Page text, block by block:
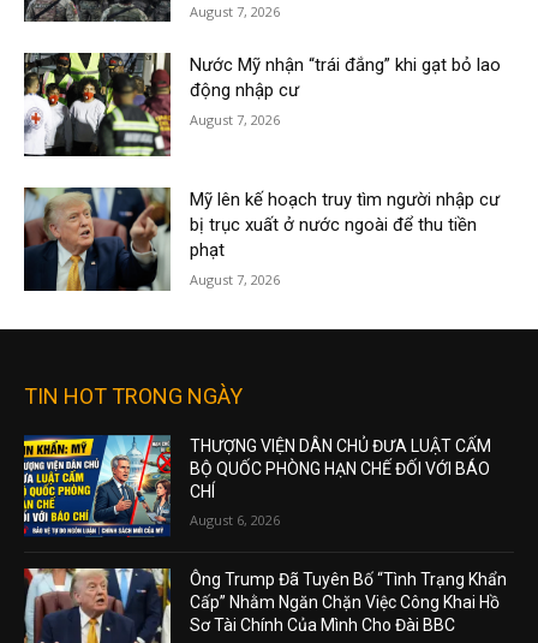
August 7, 2026
Nước Mỹ nhận “trái đắng” khi gạt bỏ lao
động nhập cư
August 7, 2026
Mỹ lên kế hoạch truy tìm người nhập cư
bị trục xuất ở nước ngoài để thu tiền
phạt
August 7, 2026
TIN HOT TRONG NGÀY
THƯỢNG VIỆN DÂN CHỦ ĐƯA LUẬT CẤM
BỘ QUỐC PHÒNG HẠN CHẾ ĐỐI VỚI BÁO
CHÍ
August 6, 2026
Ông Trump Đã Tuyên Bố “Tình Trạng Khẩn
Cấp” Nhằm Ngăn Chặn Việc Công Khai Hồ
Sơ Tài Chính Của Mình Cho Đài BBC